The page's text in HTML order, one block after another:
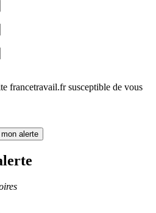
francetravail.fr susceptible de vous
alerte